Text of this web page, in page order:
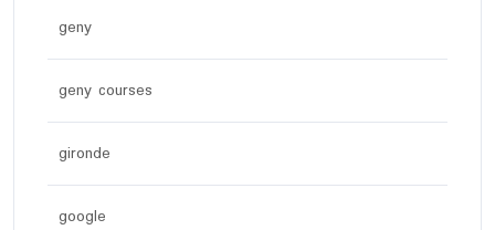
geny
geny courses
gironde
google